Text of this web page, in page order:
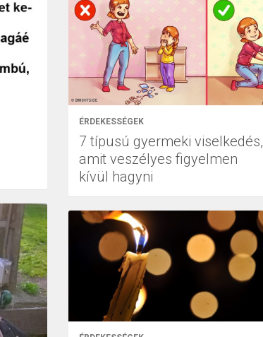
ÉRDEKESSÉGEK
7 típusú gyermeki viselkedés,
amit veszélyes figyelmen
kívül hagyni